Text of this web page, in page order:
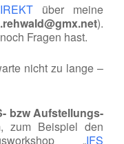
über meine
).
Fragen hast.
nicht zu lange –
bzw Aufstellungs-
, zum Beispiel den
„IFS